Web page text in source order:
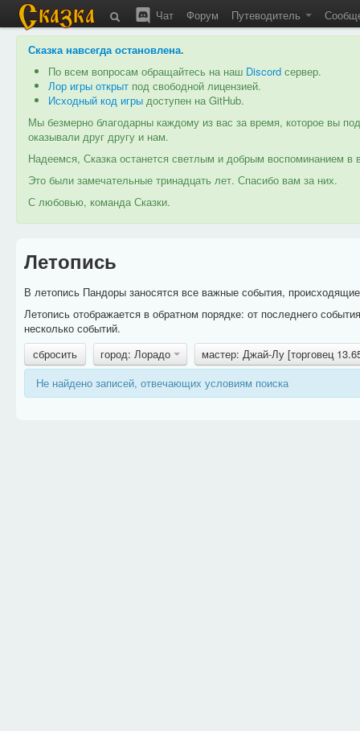
Чат Форум Путеводитель
Сказка навсегда остановлена.
По всем вопросам обращайтесь на наш Discord сервер.
Лор игры открыт под свободной лицензией.
Исходный код игры доступен на GitHub.
Мы безмерно благодарны каждому из вас за время, которое вы
оказывали друг другу и нам.
Надеемся, Сказка останется светлым и добрым воспоминанием
Это были замечательные тринадцать лет. Спасибо вам за них.
С любовью, команда Сказки.
Летопись
В летопись Пандоры заносятся все важные события,
Летопись отображается в обратном порядке: от последнего
несколько событий.
сбросить
город: Лорадо
мастер: Джай-Лу [торговец
Не найдено записей, отвечающих условиям поиска